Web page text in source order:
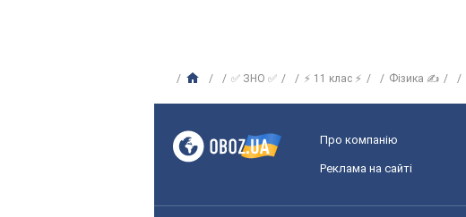
✅ ЗНО ✅ ⚡ 11 клас ⚡ Фізика ✍
Про компанію
Реклама на сайті